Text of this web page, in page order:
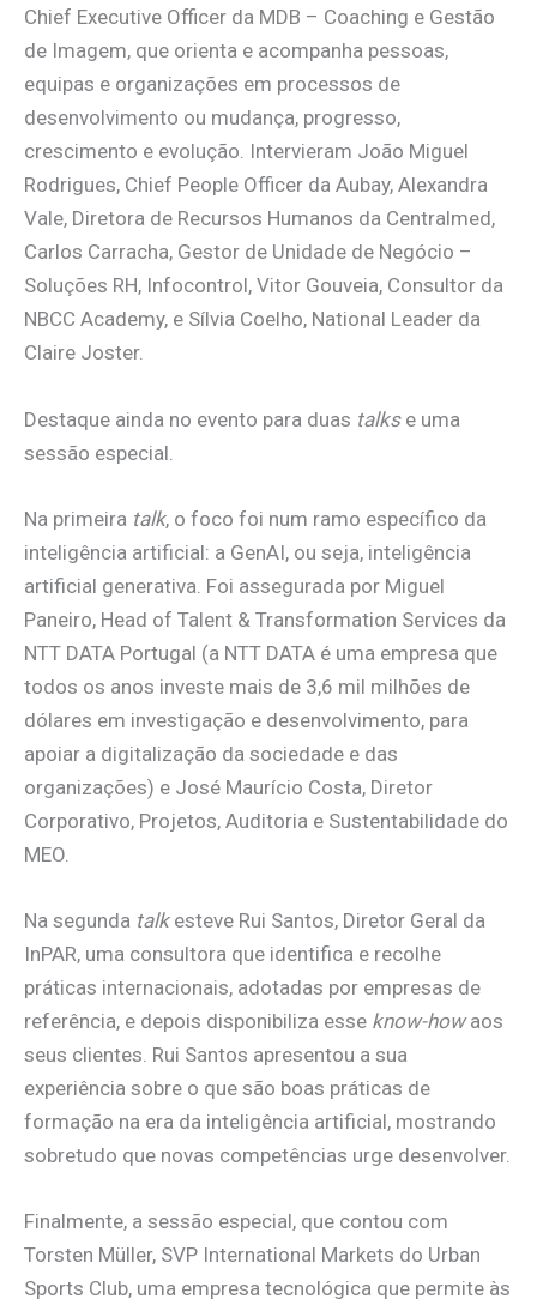
Chief Executive Officer da MDB – Coaching e Gestão
de Imagem, que orienta e acompanha pessoas,
equipas e organizações em processos de
desenvolvimento ou mudança, progresso,
crescimento e evolução. Intervieram João Miguel
Rodrigues, Chief People Officer da Aubay, Alexandra
Vale, Diretora de Recursos Humanos da Centralmed,
Carlos Carracha, Gestor de Unidade de Negócio –
Soluções RH, Infocontrol, Vitor Gouveia, Consultor da
NBCC Academy, e Sílvia Coelho, National Leader da
Claire Joster.
Destaque ainda no evento para duas talkse uma
sessão especial.
Na primeira talk, o foco foi num ramo específico da
inteligência artificial: a GenAI, ou seja, inteligência
artificial generativa. Foi assegurada por Miguel
Paneiro, Head of Talent & Transformation Services da
NTT DATA Portugal (a NTT DATA é uma empresa que
todos os anos investe mais de 3,6 mil milhões de
dólares em investigação e desenvolvimento, para
apoiar a digitalização da sociedade e das
organizações) e José Maurício Costa, Diretor
Corporativo, Projetos, Auditoria e Sustentabilidade do
MEO.
Na segunda talkesteve Rui Santos, Diretor Geral da
InPAR, uma consultora que identifica e recolhe
práticas internacionais, adotadas por empresas de
referência, e depois disponibiliza esse know-howaos
seus clientes. Rui Santos apresentou a sua
experiência sobre o que são boas práticas de
formação na era da inteligência artificial, mostrando
sobretudo que novas competências urge desenvolver.
Finalmente, a sessão especial, que contou com
Torsten Müller, SVP International Markets do Urban
Sports Club, uma empresa tecnológica que permite às